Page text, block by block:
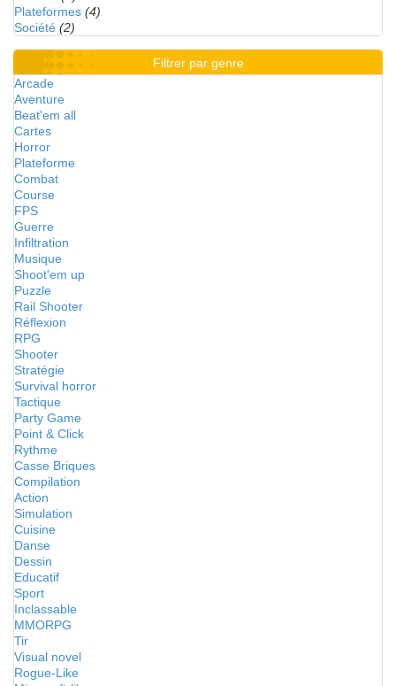
Plateformes (4)
Société (2)
Filtrer par genre
Arcade
Aventure
Beat'em all
Cartes
Horror
Plateforme
Combat
Course
FPS
Guerre
Infiltration
Musique
Shoot'em up
Puzzle
Rail Shooter
Réflexion
RPG
Shooter
Stratégie
Survival horror
Tactique
Party Game
Point & Click
Rythme
Casse Briques
Compilation
Action
Simulation
Cuisine
Danse
Dessin
Educatif
Sport
Inclassable
MMORPG
Tir
Visual novel
Rogue-Like